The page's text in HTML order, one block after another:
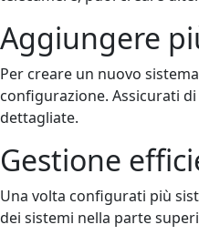
Aggiungere
Per creare un nuovo
configurazione. Assicurati
dettagliate.
Gestione
Una volta configurati più
dei sistemi nella parte